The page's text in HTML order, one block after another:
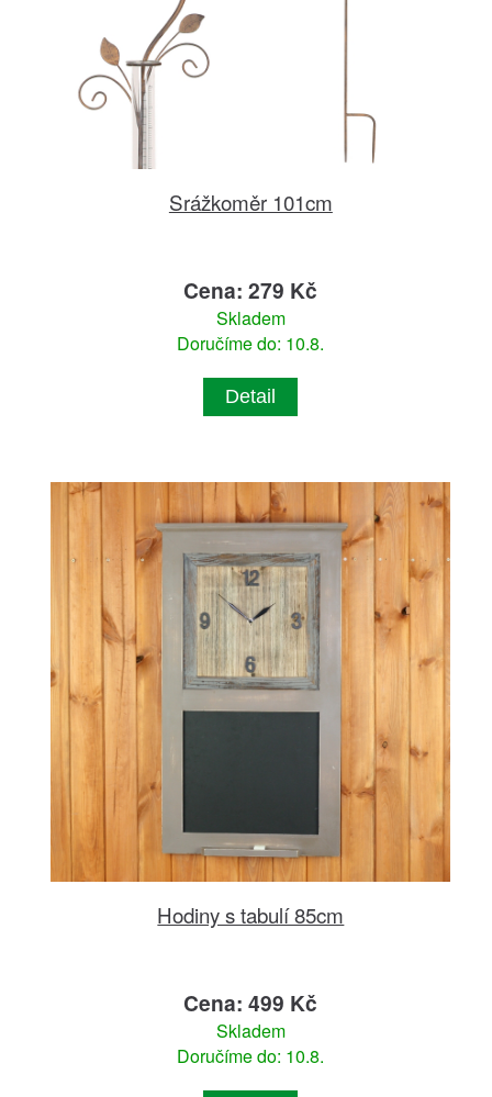
Srážkoměr 101cm
Cena: 279 Kč
Skladem
Doručíme do: 10.8.
Detail
Hodiny s tabulí 85cm
Cena: 499 Kč
Skladem
Doručíme do: 10.8.